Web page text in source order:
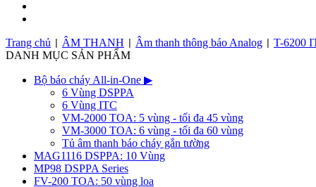
Trang chủ
ÂM THANH Âm thanh thông báo Analog
T-6200
DANH MỤC SẢN PHẨM
Bộ báo cháy All-in-One ▶
6 Vùng DSPPA
6 Vùng ITC
VM-2000 TOA: 5 vùng - tối đa 45 vùng
VM-3000 TOA: 6 vùng - tối đa 60 vùng
Tủ âm thanh báo cháy gắn tường
MAG1116 DSPPA: 10 Vùng
MP98 DSPPA Series
FV-200 TOA: 50 vùng loa